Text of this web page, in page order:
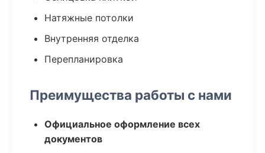
Натяжные потолки
Внутренняя отделка
Перепланировка
Преимущества работы с нами
Официальное оформление всех
документов